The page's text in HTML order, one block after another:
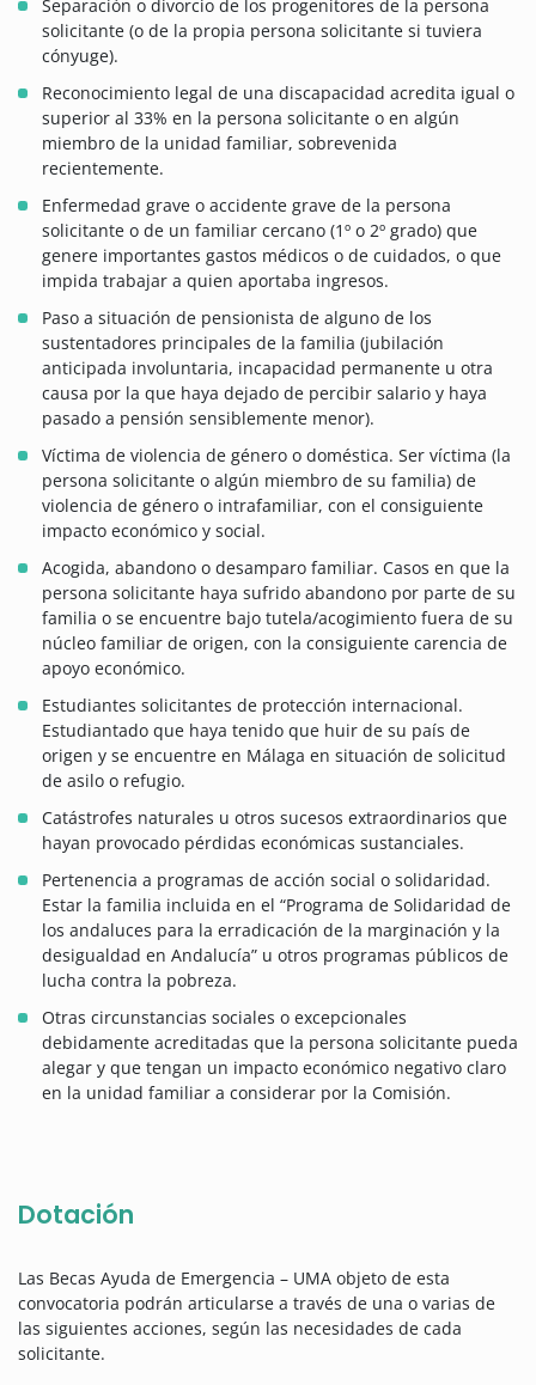
Separación o divorcio de los progenitores de la persona
solicitante (o de la propia persona solicitante si tuviera
cónyuge).
Reconocimiento legal de una discapacidad acredita igual o
superior al 33% en la persona solicitante o en algún
miembro de la unidad familiar, sobrevenida
recientemente.
Enfermedad grave o accidente grave de la persona
solicitante o de un familiar cercano (1º o 2º grado) que
genere importantes gastos médicos o de cuidados, o que
impida trabajar a quien aportaba ingresos.
Paso a situación de pensionista de alguno de los
sustentadores principales de la familia (jubilación
anticipada involuntaria, incapacidad permanente u otra
causa por la que haya dejado de percibir salario y haya
pasado a pensión sensiblemente menor).
Víctima de violencia de género o doméstica. Ser víctima (la
persona solicitante o algún miembro de su familia) de
violencia de género o intrafamiliar, con el consiguiente
impacto económico y social.
Acogida, abandono o desamparo familiar. Casos en que la
persona solicitante haya sufrido abandono por parte de su
familia o se encuentre bajo tutela/acogimiento fuera de su
núcleo familiar de origen, con la consiguiente carencia de
apoyo económico.
Estudiantes solicitantes de protección internacional.
Estudiantado que haya tenido que huir de su país de
origen y se encuentre en Málaga en situación de solicitud
de asilo o refugio.
Catástrofes naturales u otros sucesos extraordinarios que
hayan provocado pérdidas económicas sustanciales.
Pertenencia a programas de acción social o solidaridad.
Estar la familia incluida en el “Programa de Solidaridad de
los andaluces para la erradicación de la marginación y la
desigualdad en Andalucía” u otros programas públicos de
lucha contra la pobreza.
Otras circunstancias sociales o excepcionales
debidamente acreditadas que la persona solicitante pueda
alegar y que tengan un impacto económico negativo claro
en la unidad familiar a considerar por la Comisión.
Dotación
Las Becas Ayuda de Emergencia – UMA objeto de esta
convocatoria podrán articularse a través de una o varias de
las siguientes acciones, según las necesidades de cada
solicitante.